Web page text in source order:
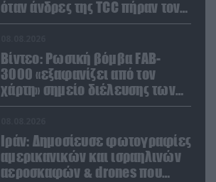
όταν άνδρες της TCC πήραν τον
σύντροφό της (βίντεο)
Βίντεο: Ρωσική βόμβα FAB-
3000 «εξαφανίζει από τον
χάρτη» σημείο διέλευσης των
ουκρανικών δυνάμεων στην
Ιράν: Δημοσίευσε φωτογραφίες
αμερικανικών και ισραηλινών
αεροσκαφών & drones που